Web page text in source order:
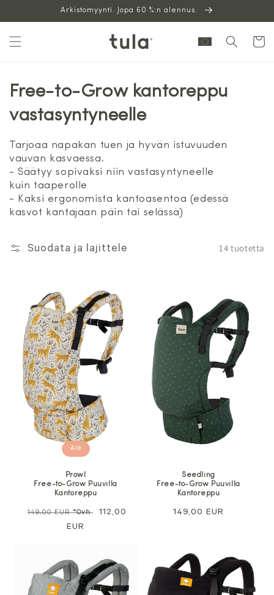
sisältöön
Arkistomyynti. Jopa 60 %:n alennus.
Free-to-Grow kantoreppu
vastasyntyneelle
Tarjoaa napakan tuen ja hyvän istuvuuden
vauvan kasvaessa.
- Säätyy sopivaksi niin vastasyntyneelle
kuin taaperolle
- Kaksi ergonomista kantoasentoa (edessä
kasvot kantajaan päin tai selässä)
Suodata ja lajittele 14 tuotetta
Ale
Prowl
Free-to-Grow Puuvilla
Kantoreppu
Normaali
149,00 EUR*Ovh Alennushinta
112,00
EUR
Seedling
Free-to-Grow Puuvilla
Kantoreppu
Normaali
149,00 EUR